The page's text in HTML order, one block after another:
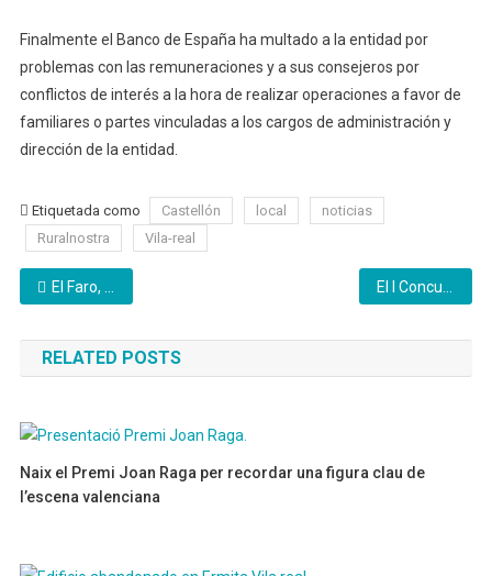
Finalmente el Banco de España ha multado a la entidad por
problemas con las remuneraciones y a sus consejeros por
conflictos de interés a la hora de realizar operaciones a favor de
familiares o partes vinculadas a los cargos de administración y
dirección de la entidad.
Etiquetada como Castellón local
noticias
Ruralnostra
Vila-real
Navegación
de
entradas
El Faro, El Ceramista, Els XIII y Los Maños triunfan en las Jornadas Gastronómicas de Vila-real
RELATED POSTS
Naix el Premi Joan Raga per recordar una figura clau de
l’escena valenciana